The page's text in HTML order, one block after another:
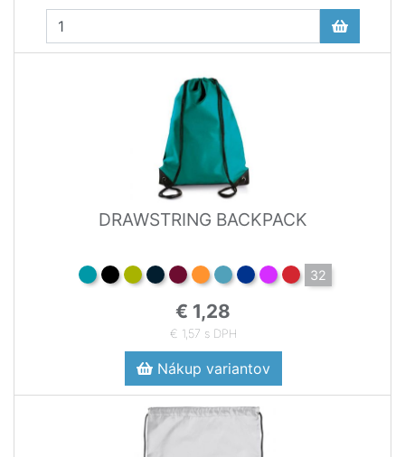
DRAWSTRING BACKPACK
32
€ 1,28
€ 1,57 s DPH
Nákup variantov